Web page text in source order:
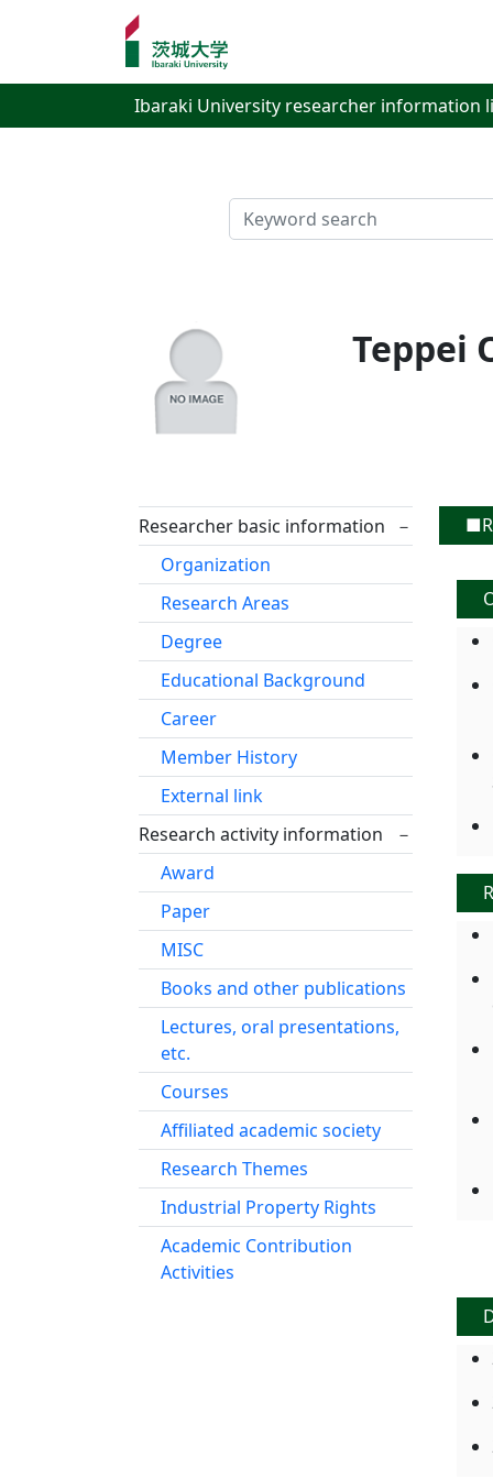
Ibaraki University researcher information
検索
Teppei
Researcher basic information
－
Organization
Research Areas
Degree
Educational Background
Career
Member History
External link
Research activity information
－
Award
Paper
MISC
Books and other publications
Lectures, oral presentations,
etc.
Courses
Affiliated academic society
Research Themes
Industrial Property Rights
Academic Contribution
Activities